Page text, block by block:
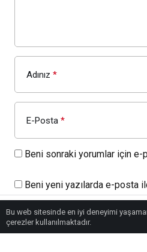
Adınız *
E-Posta *
Beni sonraki yorumlar için
Beni yeni yazılarda e-posta
YORUM GÖNDER
Bu web sitesinde en iyi deneyimi
çerezler kullanılmaktadır.